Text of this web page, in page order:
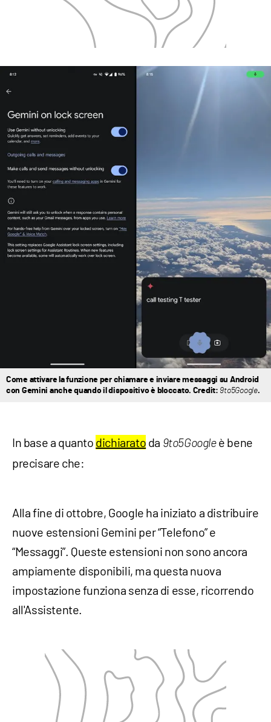
Come attivare la funzione per chiamare e inviare messaggi su Android
con Gemini anche quando il dispositivo è bloccato. Credit: 9to5Google.
In base a quanto dichiarato da 9to5Google è bene
precisare che:
Alla fine di ottobre, Google ha iniziato a distribuire
nuove estensioni Gemini per “Telefono” e
“Messaggi”. Queste estensioni non sono ancora
ampiamente disponibili, ma questa nuova
impostazione funziona senza di esse, ricorrendo
all'Assistente.